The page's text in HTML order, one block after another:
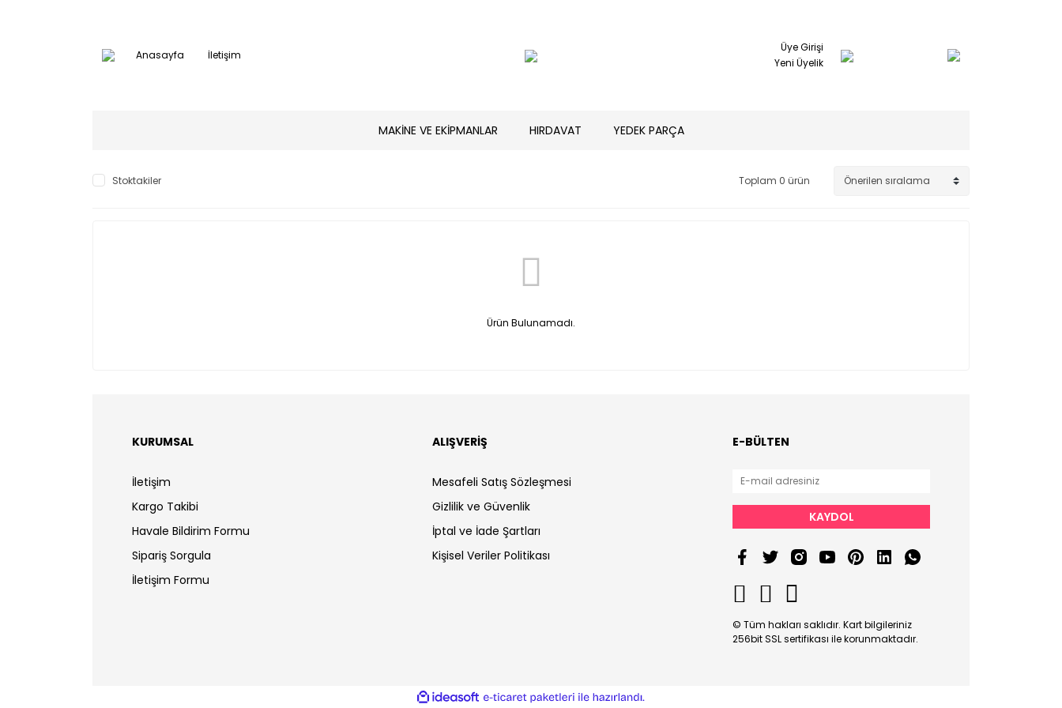
Anasayfa İletişim
Üye Girişi
Yeni Üyelik
MAKİNE VE EKİPMANLAR HIRDAVAT YEDEK PARÇA
Stoktakiler Toplam 0 ürün
Ürün Bulunamadı.
KURUMSAL
İletişim
Kargo Takibi
Havale Bildirim Formu
Sipariş Sorgula
İletişim Formu
ALIŞVERİŞ
Mesafeli Satış Sözleşmesi
Gizlilik ve Güvenlik
İptal ve İade Şartları
Kişisel Veriler Politikası
E-BÜLTEN
KAYDOL
© Tüm hakları saklıdır. Kart bilgileriniz
256bit SSL sertifikası ile korunmaktadır.
ideasoft
e-